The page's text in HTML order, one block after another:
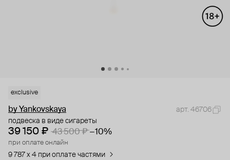
exclusive
by Yankovskaya
арт. 46706
подвеска в виде сигареты
39 150 ₽ 43 500 ₽ −10%
при оплате онлайн
9 787 x 4 при оплате частями